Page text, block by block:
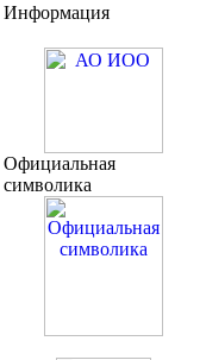
Информация
Официальная
символика